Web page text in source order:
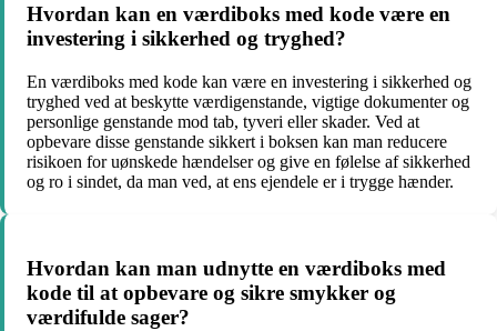
Hvordan kan en værdiboks med kode være en
investering i sikkerhed og tryghed?
En værdiboks med kode kan være en investering i sikkerhed og
tryghed ved at beskytte værdigenstande, vigtige dokumenter og
personlige genstande mod tab, tyveri eller skader. Ved at
opbevare disse genstande sikkert i boksen kan man reducere
risikoen for uønskede hændelser og give en følelse af sikkerhed
og ro i sindet, da man ved, at ens ejendele er i trygge hænder.
Hvordan kan man udnytte en værdiboks med
kode til at opbevare og sikre smykker og
værdifulde sager?